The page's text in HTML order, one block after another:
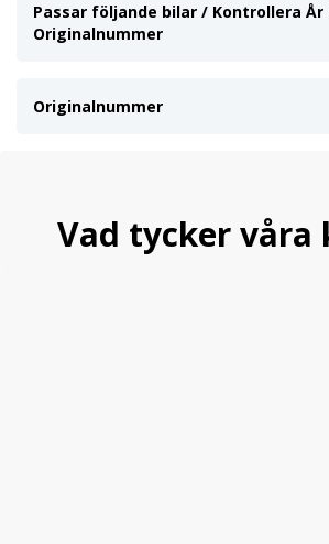
Passar följande bilar / Kontrollera År
Originalnummer
Originalnummer
Vad tycker våra